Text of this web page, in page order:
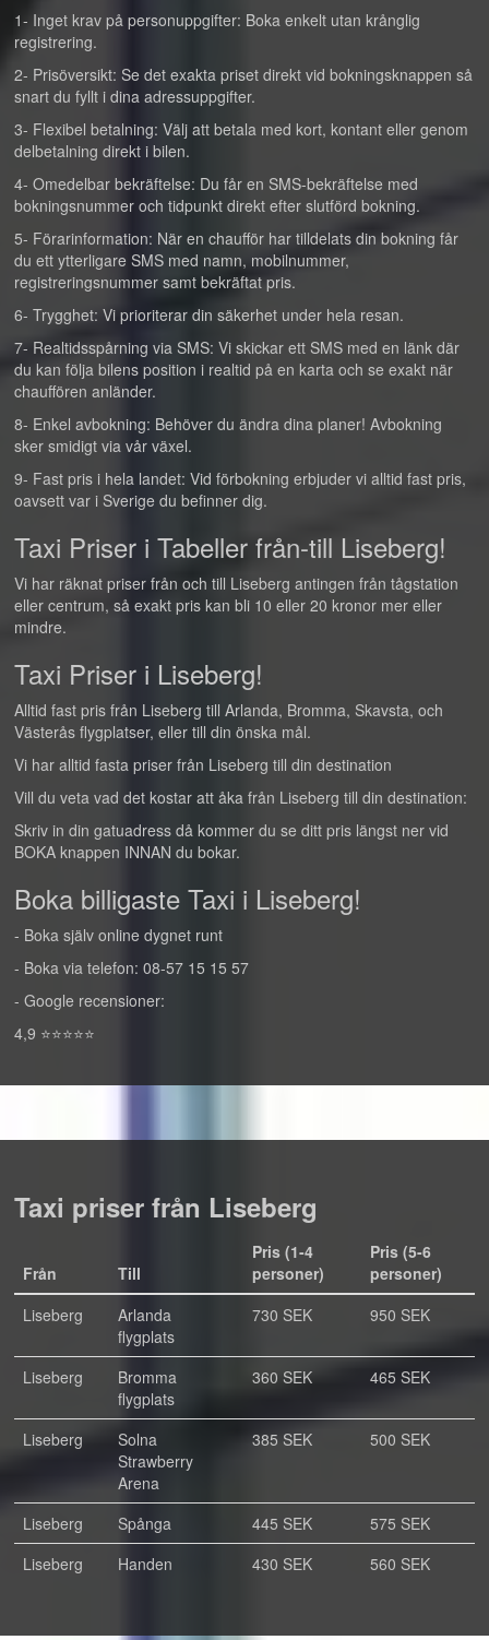
1- Inget krav på personuppgifter: Boka enkelt utan krånglig
registrering.
2- Prisöversikt: Se det exakta priset direkt vid bokningsknappen så
snart du fyllt i dina adressuppgifter.
3- Flexibel betalning: Välj att betala med kort, kontant eller genom
delbetalning direkt i bilen.
4- Omedelbar bekräftelse: Du får en SMS-bekräftelse med
bokningsnummer och tidpunkt direkt efter slutförd bokning.
5- Förarinformation: När en chaufför har tilldelats din bokning får
du ett ytterligare SMS med namn, mobilnummer,
registreringsnummer samt bekräftat pris.
6- Trygghet: Vi prioriterar din säkerhet under hela resan.
7- Realtidsspårning via SMS: Vi skickar ett SMS med en länk där
du kan följa bilens position i realtid på en karta och se exakt när
chauffören anländer.
8- Enkel avbokning: Behöver du ändra dina planer! Avbokning
sker smidigt via vår växel.
9- Fast pris i hela landet: Vid förbokning erbjuder vi alltid fast pris,
oavsett var i Sverige du befinner dig.
Taxi Priser i Tabeller från-till Liseberg!
Vi har räknat priser från och till Liseberg antingen från tågstation
eller centrum, så exakt pris kan bli 10 eller 20 kronor mer eller
mindre.
Taxi Priser i Liseberg!
Alltid fast pris från Liseberg till Arlanda, Bromma, Skavsta, och
Västerås flygplatser, eller till din önska mål.
Vi har alltid fasta priser från Liseberg till din destination
Vill du veta vad det kostar att åka från Liseberg till din destination:
Skriv in din gatuadress då kommer du se ditt pris längst ner vid
BOKA knappen INNAN du bokar.
Boka billigaste Taxi i Liseberg!
- Boka själv online dygnet runt
- Boka via telefon: 08-57 15 15 57
- Google recensioner:
4,9 ⭐⭐⭐⭐⭐
Taxi priser från Liseberg
Från Till
Pris (1-4
personer)
Pris (5-6
personer)
Liseberg
Arlanda
flygplats
730 SEK 950 SEK
Liseberg
Bromma
flygplats
360 SEK 465 SEK
Liseberg
Solna
Strawberry
Arena
385 SEK 500 SEK
Liseberg Spånga 445 SEK
575 SEK
Liseberg
Handen 430 SEK 560 SEK